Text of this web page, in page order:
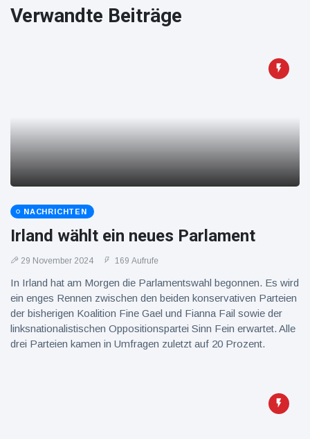
York
Verwandte Beiträge
NACHRICHTEN
Irland wählt ein neues Parlament
29 November 2024 169 Aufrufe
In Irland hat am Morgen die Parlamentswahl begonnen. Es wird
ein enges Rennen zwischen den beiden konservativen Parteien
der bisherigen Koalition Fine Gael und Fianna Fail sowie der
linksnationalistischen Oppositionspartei Sinn Fein erwartet. Alle
drei Parteien kamen in Umfragen zuletzt auf 20 Prozent.